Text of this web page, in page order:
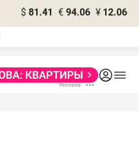
$ 81.41 € 94.06 ¥ 12.06